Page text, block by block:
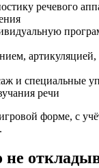
речевого
и специальные
речи
форме, с